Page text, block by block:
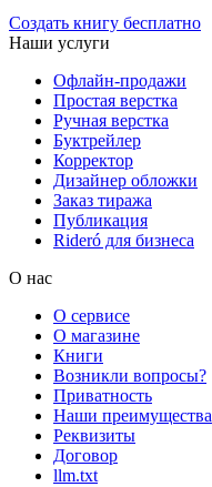
Создать книгу бесплатно
Наши услуги
Офлайн-продажи
Простая верстка
Ручная верстка
Буктрейлер
Корректор
Дизайнер обложки
Заказ тиража
Публикация
Rideró для бизнеса
О нас
О сервисе
О магазине
Книги
Возникли вопросы?
Приватность
Наши преимущества
Реквизиты
Договор
llm.txt